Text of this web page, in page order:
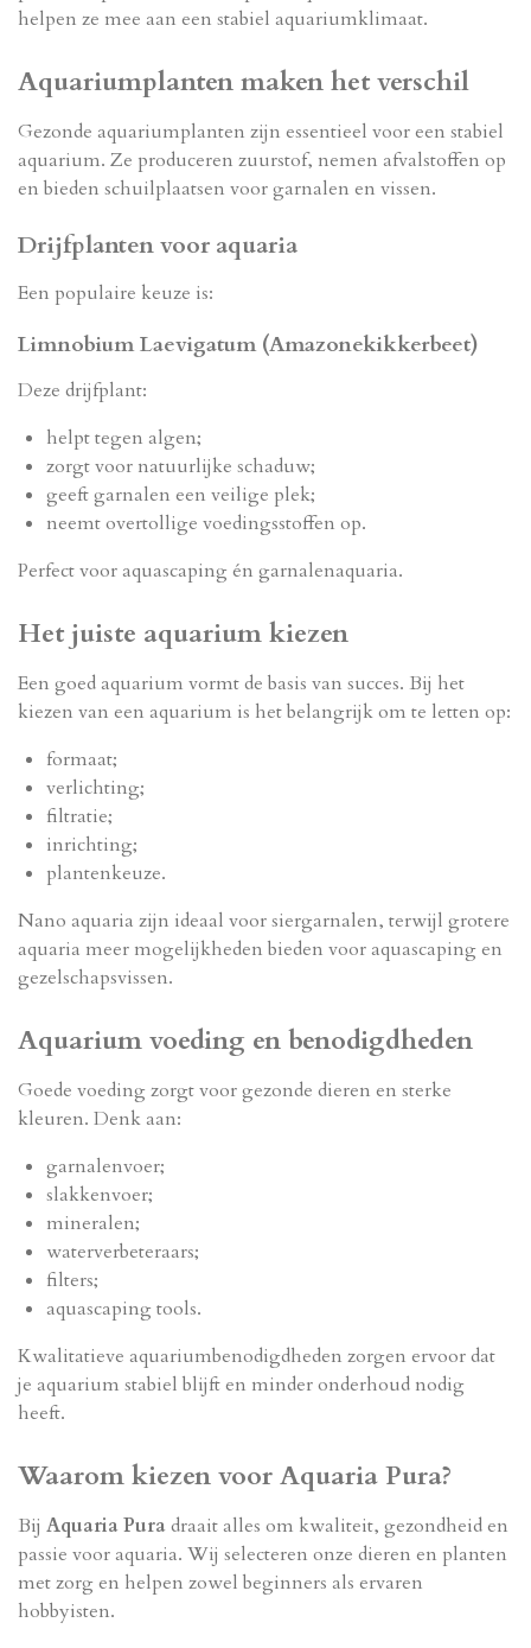
helpen ze mee aan een stabiel aquariumklimaat.
Aquariumplanten maken het verschil
Gezonde aquariumplanten zijn essentieel voor een stabiel
aquarium. Ze produceren zuurstof, nemen afvalstoffen op
en bieden schuilplaatsen voor garnalen en vissen.
Drijfplanten voor aquaria
Een populaire keuze is:
Limnobium Laevigatum (Amazonekikkerbeet)
Deze drijfplant:
helpt tegen algen;
zorgt voor natuurlijke schaduw;
geeft garnalen een veilige plek;
neemt overtollige voedingsstoffen op.
Perfect voor aquascaping én garnalenaquaria.
Het juiste aquarium kiezen
Een goed aquarium vormt de basis van succes. Bij het
kiezen van een aquarium is het belangrijk om te letten op:
formaat;
verlichting;
filtratie;
inrichting;
plantenkeuze.
Nano aquaria zijn ideaal voor siergarnalen, terwijl grotere
aquaria meer mogelijkheden bieden voor aquascaping en
gezelschapsvissen.
Aquarium voeding en benodigdheden
Goede voeding zorgt voor gezonde dieren en sterke
kleuren. Denk aan:
garnalenvoer;
slakkenvoer;
mineralen;
waterverbeteraars;
filters;
aquascaping tools.
Kwalitatieve aquariumbenodigdheden zorgen ervoor dat
je aquarium stabiel blijft en minder onderhoud nodig
heeft.
Waarom kiezen voor Aquaria Pura?
Bij Aquaria Puradraait alles om kwaliteit, gezondheid en
passie voor aquaria. Wij selecteren onze dieren en planten
met zorg en helpen zowel beginners als ervaren
hobbyisten.